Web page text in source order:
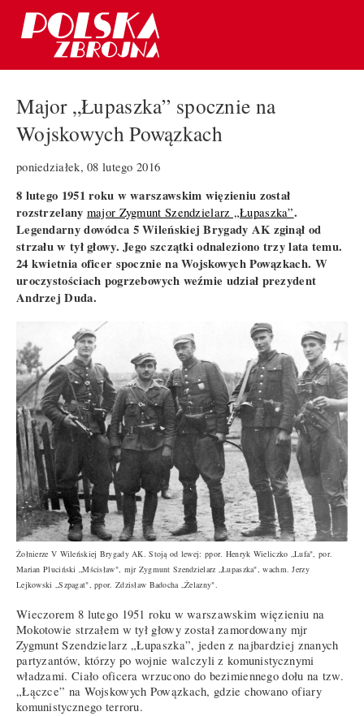
Major „Łupaszka” spocznie na
Wojskowych Powązkach
poniedziałek, 08 lutego 2016
8 lutego 1951 roku w warszawskim więzieniu został
rozstrzelany major Zygmunt Szendzielarz „Łupaszka”.
Legendarny dowódca 5 Wileńskiej Brygady AK zginął od
strzału w tył głowy. Jego szczątki odnaleziono trzy lata temu.
24 kwietnia oficer spocznie na Wojskowych Powązkach. W
uroczystościach pogrzebowych weźmie udział prezydent
Andrzej Duda.
Żołnierze V Wileńskiej Brygady AK. Stoją od lewej: ppor. Henryk Wieliczko „Lufa", por.
Marian Pluciński „Mścisław", mjr Zygmunt Szendzielarz „Łupaszka", wachm. Jerzy
Lejkowski „Szpagat", ppor. Zdzisław Badocha „Żelazny".
Wieczorem 8 lutego 1951 roku w warszawskim więzieniu na
Mokotowie strzałem w tył głowy został zamordowany mjr
Zygmunt Szendzielarz „Łupaszka”, jeden z najbardziej znanych
partyzantów, którzy po wojnie walczyli z komunistycznymi
władzami. Ciało oficera wrzucono do bezimiennego dołu na tzw.
„Łączce” na Wojskowych Powązkach, gdzie chowano ofiary
komunistycznego terroru.